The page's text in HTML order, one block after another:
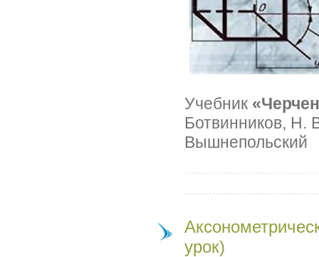
Учебник
Ботвинников, Н.
Вышнепольский
урок)